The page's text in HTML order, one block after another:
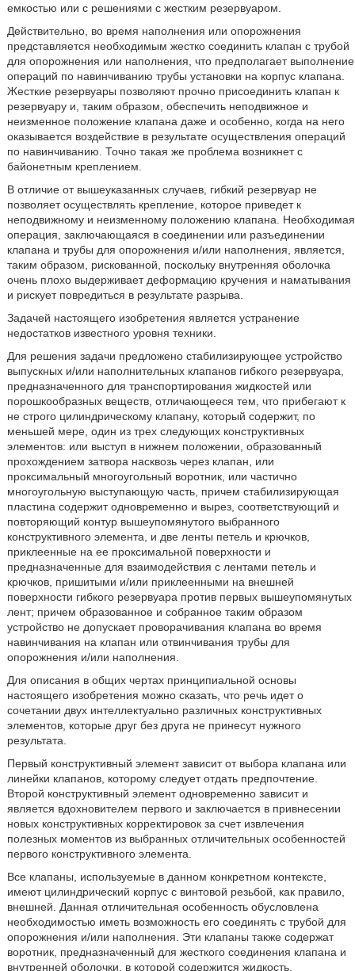
емкостью или с решениями с жестким резервуаром.
Действительно, во время наполнения или опорожнения
представляется необходимым жестко соединить клапан с трубой
для опорожнения или наполнения, что предполагает выполнение
операций по навинчиванию трубы установки на корпус клапана.
Жесткие резервуары позволяют прочно присоединить клапан к
резервуару и, таким образом, обеспечить неподвижное и
неизменное положение клапана даже и особенно, когда на него
оказывается воздействие в результате осуществления операций
по навинчиванию. Точно такая же проблема возникнет с
байонетным креплением.
В отличие от вышеуказанных случаев, гибкий резервуар не
позволяет осуществлять крепление, которое приведет к
неподвижному и неизменному положению клапана. Необходимая
операция, заключающаяся в соединении или разъединении
клапана и трубы для опорожнения и/или наполнения, является,
таким образом, рискованной, поскольку внутренняя оболочка
очень плохо выдерживает деформацию кручения и наматывания
и рискует повредиться в результате разрыва.
Задачей настоящего изобретения является устранение
недостатков известного уровня техники.
Для решения задачи предложено стабилизирующее устройство
выпускных и/или наполнительных клапанов гибкого резервуара,
предназначенного для транспортирования жидкостей или
порошкообразных веществ, отличающееся тем, что прибегают к
не строго цилиндрическому клапану, который содержит, по
меньшей мере, один из трех следующих конструктивных
элементов: или выступ в нижнем положении, образованный
прохождением затвора насквозь через клапан, или
проксимальный многоугольный воротник, или частично
многоугольную выступающую часть, причем стабилизирующая
пластина содержит одновременно и вырез, соответствующий и
повторяющий контур вышеупомянутого выбранного
конструктивного элемента, и две ленты петель и крючков,
приклеенные на ее проксимальной поверхности и
предназначенные для взаимодействия с лентами петель и
крючков, пришитыми и/или приклеенными на внешней
поверхности гибкого резервуара против первых вышеупомянутых
лент; причем образованное и собранное таким образом
устройство не допускает проворачивания клапана во время
навинчивания на клапан или отвинчивания трубы для
опорожнения и/или наполнения.
Для описания в общих чертах принципиальной основы
настоящего изобретения можно сказать, что речь идет о
сочетании двух интеллектуально различных конструктивных
элементов, которые друг без друга не принесут нужного
результата.
Первый конструктивный элемент зависит от выбора клапана или
линейки клапанов, которому следует отдать предпочтение.
Второй конструктивный элемент одновременно зависит и
является вдохновителем первого и заключается в привнесении
новых конструктивных корректировок за счет извлечения
полезных моментов из выбранных отличительных особенностей
первого конструктивного элемента.
Все клапаны, используемые в данном конкретном контексте,
имеют цилиндрический корпус с винтовой резьбой, как правило,
внешней. Данная отличительная особенность обусловлена
необходимостью иметь возможность его соединять с трубой для
опорожнения и/или наполнения. Эти клапаны также содержат
воротник, предназначенный для жесткого соединения клапана и
внутренней оболочки, в которой содержится жидкость.